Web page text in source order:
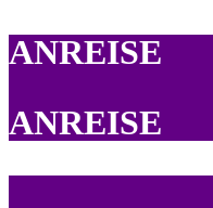
ANREISE
ANREISE